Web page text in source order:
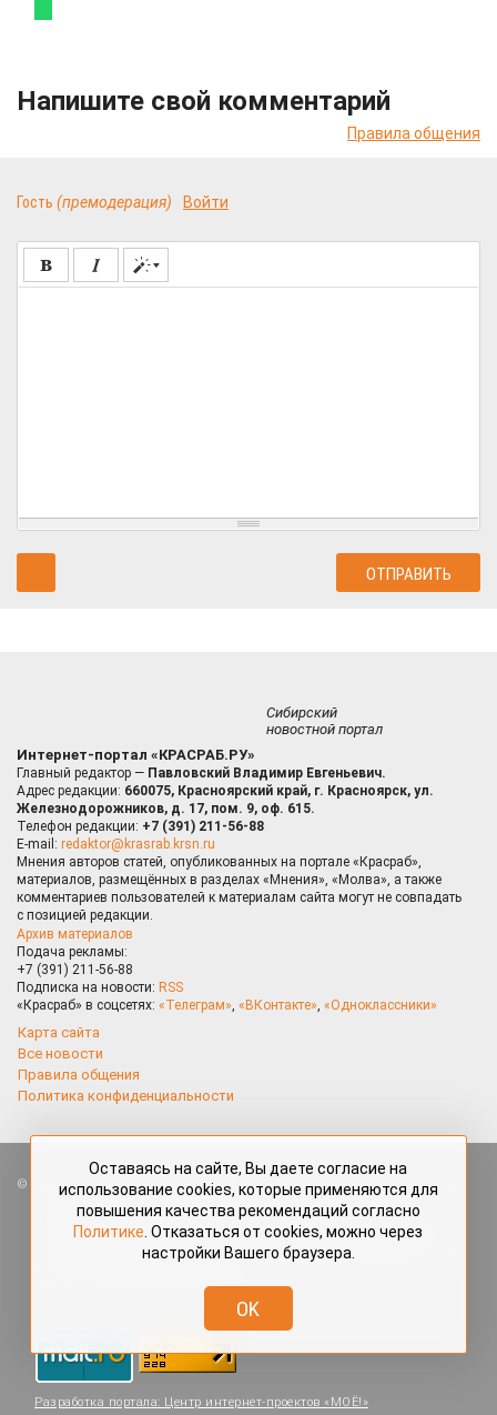
Напишите свой комментарий
Правила общения
Гость (премодерация) Войти
Сибирский
новостной портал
Интернет-портал «КРАСРАБ.РУ»
Главный редактор — Павловский Владимир Евгеньевич.
Адрес редакции: 660075, Красноярский край, г. Красноярск, ул.
Железнодорожников, д. 17, пом. 9, оф. 615.
Телефон редакции: +7 (391) 211-56-88
E-mail: redaktor@krasrab.krsn.ru
Мнения авторов статей, опубликованных на портале «Красраб»,
материалов, размещённых в разделах «Мнения», «Молва», а также
комментариев пользователей к материалам сайта могут не совпадать
с позицией редакции.
Архив материалов
Подача рекламы:
+7 (391) 211-56-88
Подписка на новости: RSS
«Красраб» в соцсетях: «Телеграм», «ВКонтакте», «Одноклассники»
Карта сайта
Все новости
Правила общения
Политика конфиденциальности
Все права защищены. Любые материалы, размещённые на портале
«Красраб.ру» сотрудниками редакции, нештатными авторами
и читателями, являются объектами авторского права. Полное или
частичное использование материалов, размещённых на портале
«Красраб.ру», допускается только с письменного согласия редакции
redaktor@krasrab.krsn.ru.
Разработка портала: Центр интернет-проектов «МОЁ!»
Оставаясь на сайте, Вы даете согласие на
использование cookies, которые применяются для
повышения качества рекомендаций согласно
Политике . Отказаться от cookies, можно через
настройки Вашего браузера.
OK